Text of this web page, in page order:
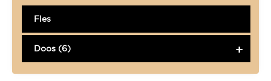
Fles
Doos (6)